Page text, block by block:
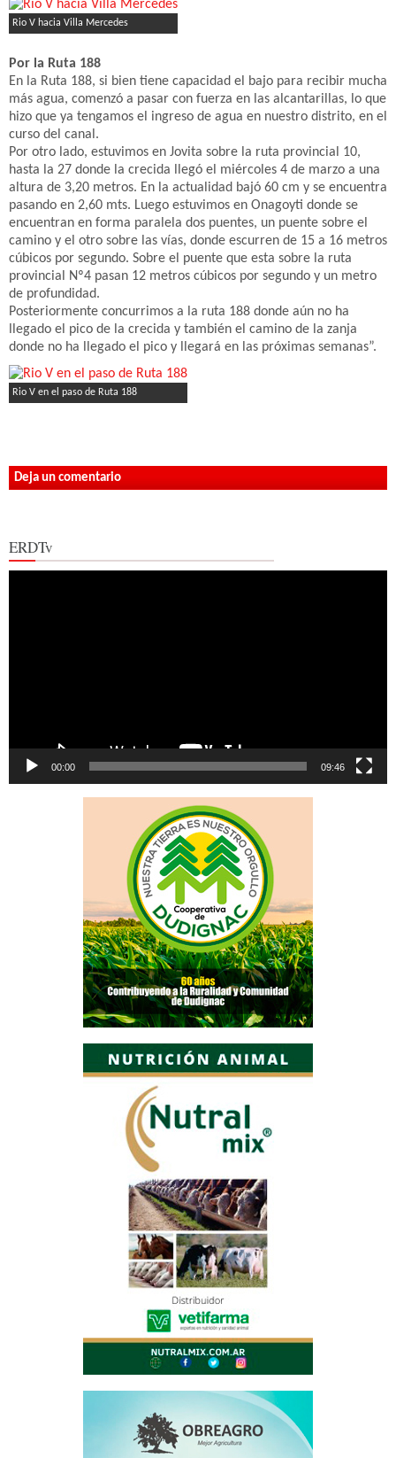
Rio V hacia Villa Mercedes
Por la Ruta 188
En la Ruta 188, si bien tiene capacidad el bajo para recibir mucha
más agua, comenzó a pasar con fuerza en las alcantarillas, lo que
hizo que ya tengamos el ingreso de agua en nuestro distrito, en el
curso del canal.
Por otro lado, estuvimos en Jovita sobre la ruta provincial 10,
hasta la 27 donde la crecida llegó el miércoles 4 de marzo a una
altura de 3,20 metros. En la actualidad bajó 60 cm y se encuentra
pasando en 2,60 mts. Luego estuvimos en Onagoyti donde se
encuentran en forma paralela dos puentes, un puente sobre el
camino y el otro sobre las vías, donde escurren de 15 a 16 metros
cúbicos por segundo. Sobre el puente que esta sobre la ruta
provincial Nº4 pasan 12 metros cúbicos por segundo y un metro
de profundidad.
Posteriormente concurrimos a la ruta 188 donde aún no ha
llegado el pico de la crecida y también el camino de la zanja
donde no ha llegado el pico y llegará en las próximas semanas”.
Rio V en el paso de Ruta 188
Deja un comentario
ERDTv
00:00 09:46